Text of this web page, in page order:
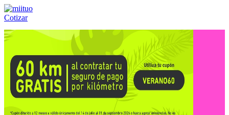
Cotizar
Llámanos al:(55) 84-21-05-00 ó